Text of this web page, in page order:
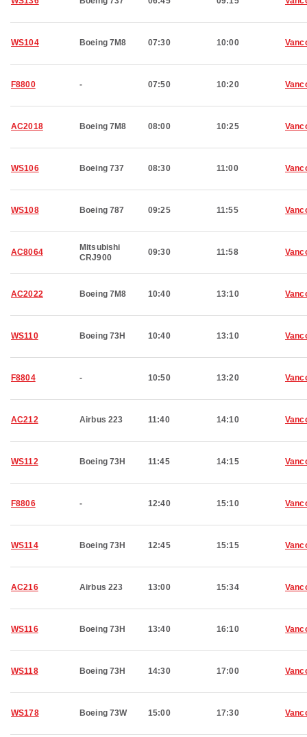
WS104 Boeing 7M8 07:30 10:00
F8800 - 07:50 10:20
AC2018 Boeing 7M8 08:00 10:25
WS106 Boeing 737 08:30 11:00
WS108 Boeing 787 09:25 11:55
AC8064
Mitsubishi
CRJ900
09:30 11:58
AC2022 Boeing 7M8 10:40 13:10
WS110 Boeing 73H 10:40 13:10
F8804 - 10:50 13:20
AC212 Airbus 223 11:40 14:10
WS112 Boeing 73H 11:45 14:15
F8806 - 12:40 15:10
WS114 Boeing 73H 12:45 15:15
AC216 Airbus 223 13:00 15:34
WS116 Boeing 73H 13:40 16:10
WS118 Boeing 73H 14:30 17:00
WS178 Boeing 73W 15:00 17:30